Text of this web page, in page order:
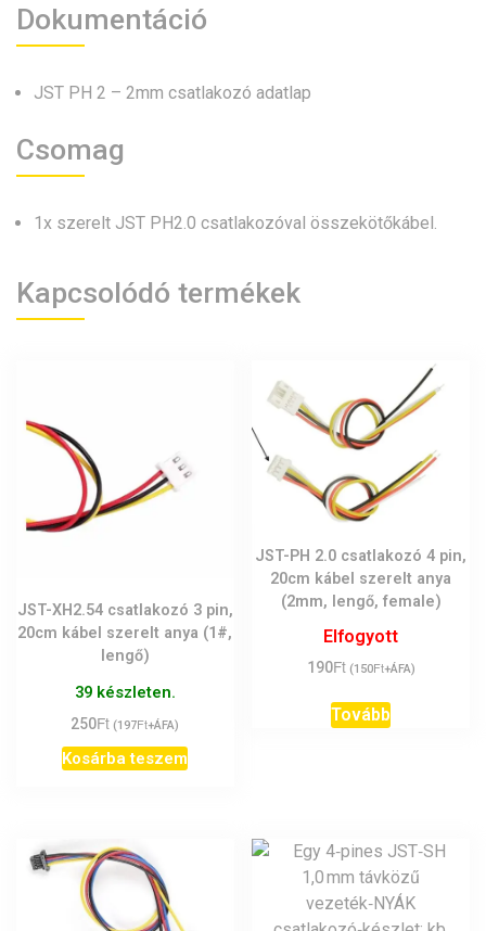
Dokumentáció
JST PH 2 – 2mm csatlakozó adatlap
Csomag
1x szerelt JST PH2.0 csatlakozóval összekötőkábel.
Kapcsolódó termékek
JST-XH2.54 csatlakozó 3 pin,
20cm kábel szerelt anya (1#,
lengő)
39 készleten.
250Ft (197Ft+ÁFA)
Kosárba teszem
JST-PH 2.0 csatlakozó 4 pin,
20cm kábel szerelt anya
(2mm, lengő, female)
Elfogyott
190Ft (150Ft+ÁFA)
Tovább